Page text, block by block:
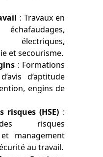
: Travaux en
électriques,
et secourisme.
: Formations
d’aptitude
engins de
risques (HSE) :
risques
management
au travail.